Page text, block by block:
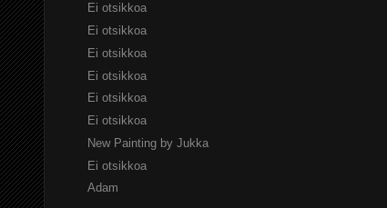
Ei otsikkoa
Ei otsikkoa
Ei otsikkoa
Ei otsikkoa
Ei otsikkoa
Ei otsikkoa
New Painting by Jukka
Ei otsikkoa
Adam